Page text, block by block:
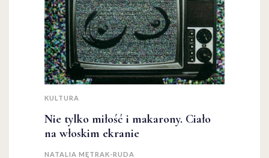
KULTURA
Nie tylko miłość i makarony. Ciało
na włoskim ekranie
NATALIA MĘTRAK-RUDA